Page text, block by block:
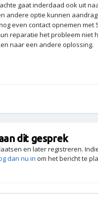
gaat inderdaad ook uit
andere optie kunnen
even contact opnemen met
reparatie het probleem niet
naar een andere oplossing.
dit gesprek
en later registreren.
dan nu in om het bericht te